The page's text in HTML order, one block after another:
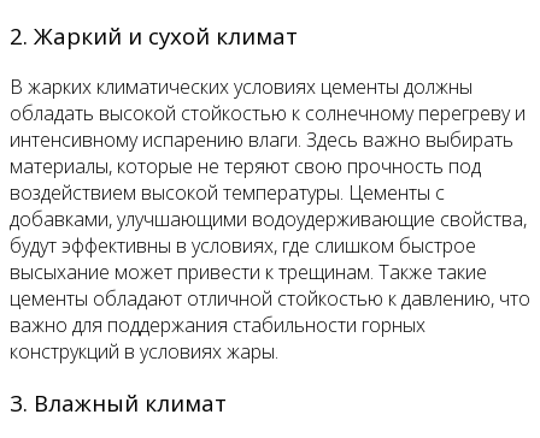
2. Жаркий и сухой климат
В жарких климатических условиях цементы должны
обладать высокой стойкостью к солнечному перегреву и
интенсивному испарению влаги. Здесь важно выбирать
материалы, которые не теряют свою прочность под
воздействием высокой температуры. Цементы с
добавками, улучшающими водоудерживающие свойства,
будут эффективны в условиях, где слишком быстрое
высыхание может привести к трещинам. Также такие
цементы обладают отличной стойкостью к давлению, что
важно для поддержания стабильности горных
конструкций в условиях жары.
3. Влажный климат